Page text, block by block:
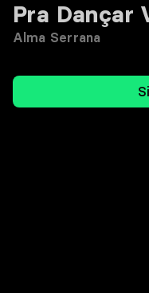
Pra Dançar
Alma Serrana